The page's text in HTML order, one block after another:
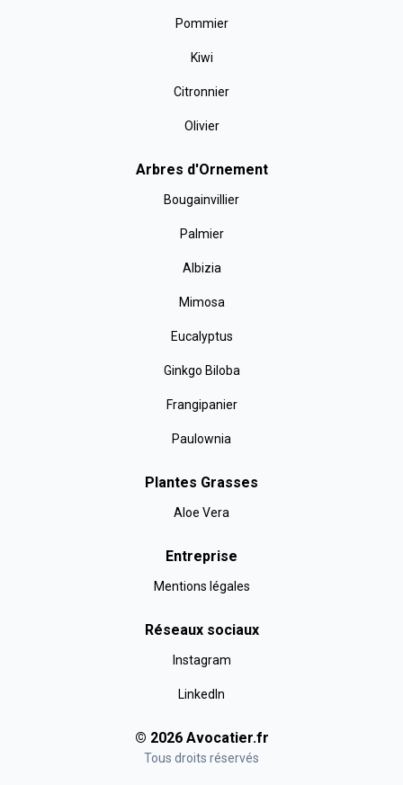
Pommier
Kiwi
Citronnier
Olivier
Arbres d'Ornement
Bougainvillier
Palmier
Albizia
Mimosa
Eucalyptus
Ginkgo Biloba
Frangipanier
Paulownia
Plantes Grasses
Aloe Vera
Entreprise
Mentions légales
Réseaux sociaux
Instagram
LinkedIn
© 2026 Avocatier.fr
Tous droits réservés